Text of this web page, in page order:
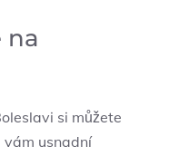
na
si můžete
vám usnadní